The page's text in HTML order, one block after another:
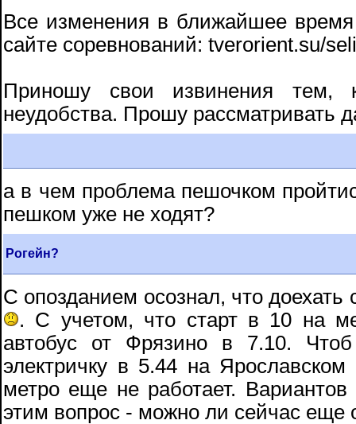
Все изменения в ближайшее
сайте соревнований: tverorient.su/
Приношу свои извинения тем,
неудобства. Прошу рассматривать
а в чем проблема пешочком
пешком уже не ходят?
Рогейн?
С опозданием осознал, что
. С учетом, что старт в 10 на
автобус от Фрязино в 7.10.
электричку в 5.44 на
метро еще не работает.
этим вопрос - можно ли сейчас еще